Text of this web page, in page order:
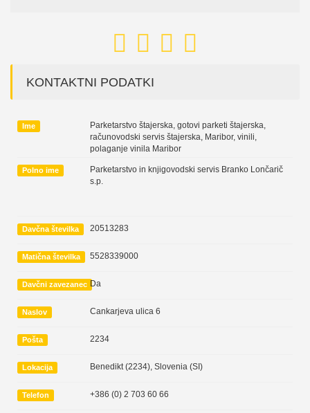
KONTAKTNI PODATKI
Ime
Parketarstvo štajerska, gotovi parketi štajerska,
računovodski servis štajerska, Maribor, vinili,
polaganje vinila Maribor
Polno ime
Parketarstvo in knjigovodski servis Branko Lončarič
s.p.
Davčna številka 20513283
Matična številka 5528339000
Davčni zavezanec Da
Naslov Cankarjeva ulica 6
Pošta 2234
Lokacija Benedikt (2234), Slovenia (SI)
Telefon +386 (0) 2 703 60 66